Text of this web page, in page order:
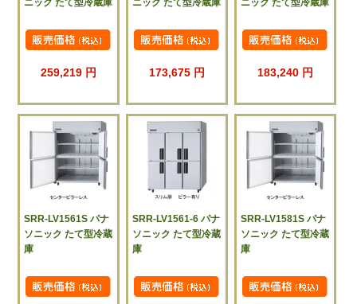
ニック たて型冷蔵庫
259,219 円
ニック たて型冷蔵庫
173,675 円
ニック たて型冷蔵庫
183,240 円
SRR-LV1561S パナ
ソニック たて型冷蔵
庫
SRR-LV1561-6 パナ
ソニック たて型冷蔵
庫
SRR-LV1581S パナ
ソニック たて型冷蔵
庫